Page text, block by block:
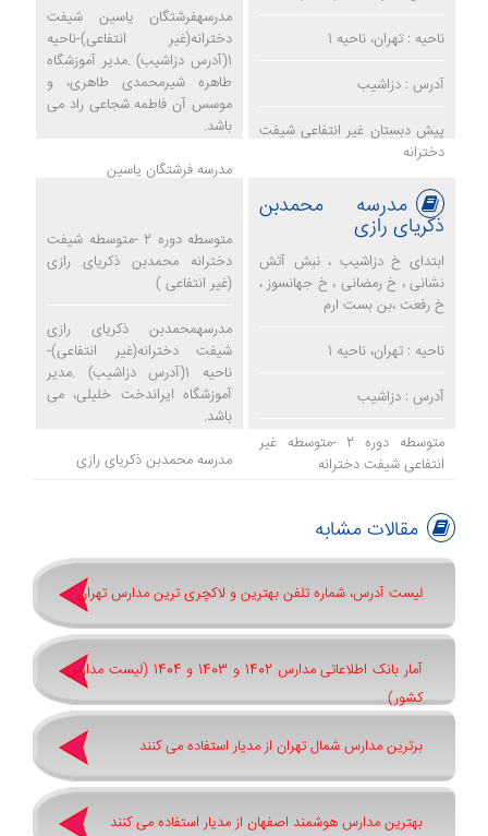
ناحیه : تهران، ناحیه 1
آدرس : دزاشیب
پیش دبستان غیر انتفاعی شیفت
دخترانه
مدرسهفرشتگان یاسین شیفت
دخترانه(غیر انتفاعی)-ناحیه
1(آدرس دزاشیب) .مدیر آموزشگاه
طاهره شیرمحمدی طاهری، و
موسس آن فاطمه شجاعی راد می
باشد.
مدرسه فرشتگان یاسین
مدرسه محمدبن
ذکریای رازی
ابتدای خ دزاشیب ، نبش آتش
نشانی ، خ رمضانی ، خ جهانسوز ،
خ رفعت ،بن بست ارم
ناحیه : تهران، ناحیه 1
آدرس : دزاشیب
متوسطه دوره 2 -متوسطه غیر
انتفاعی شیفت دخترانه
متوسطه دوره 2 -متوسطه شیفت
دخترانه محمدبن ذکریای رازی
(غیر انتفاعی )
مدرسهمحمدبن ذکریای رازی
شیفت دخترانه(غیر انتفاعی)-
ناحیه 1(آدرس دزاشیب) .مدیر
آموزشگاه ایراندخت خلیلی، می
باشد.
مدرسه محمدبن ذکریای رازی
مقالات مشابه
لیست آدرس، شماره تلفن بهترین و لاکچری ترین مدارس تهران
آمار بانک اطلاعاتی مدارس 1402 و 1403 و 1404 (لیست مدارس
کشور)
برترین مدارس شمال تهران از مدیار استفاده می کنند
بهترین مدارس هوشمند اصفهان از مدیار استفاده می کنند